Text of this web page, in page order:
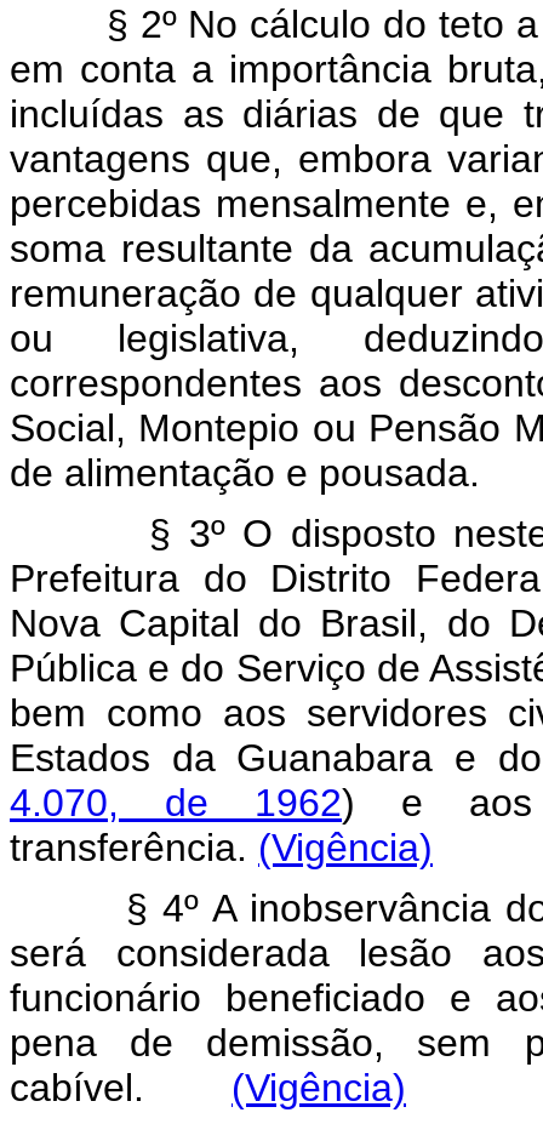
§ 2º No cálculo do teto a
em conta a importância
incluídas as diárias de que
vantagens que, embora
percebidas mensalmente e,
soma resultante da
remuneração de qualquer
ou legislativa,
correspondentes aos
Social, Montepio ou Pensão
de alimentação e
§ 3º O disposto neste
Prefeitura do Distrito
Nova Capital do Brasil, do
Pública e do Serviço de
bem como aos servidores
Estados da Guanabara e
4.070, de 1962) e aos
transferência. (Vigência)
§ 4º A inobservância do
será considerada lesão
funcionário beneficiado e
pena de demissão, sem
cabível. (Vigência)